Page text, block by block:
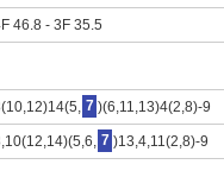
46.8 - 3F 35.5
7 )(6,11,13)4(2,8)-9
7 )13,4,11(2,8)-9